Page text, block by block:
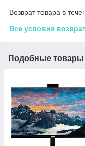
Возврат товара в
Все условия
Подобные товары